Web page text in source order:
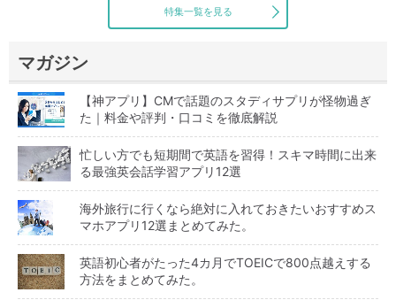
特集一覧を見る
マガジン
【神アプリ】CMで話題のスタディサプリが怪物過ぎ
た｜料金や評判・口コミを徹底解説
忙しい方でも短期間で英語を習得！スキマ時間に出来
る最強英会話学習アプリ12選
海外旅行に行くなら絶対に入れておきたいおすすめス
マホアプリ12選まとめてみた。
英語初心者がたった4カ月でTOEICで800点越えする
方法をまとめてみた。